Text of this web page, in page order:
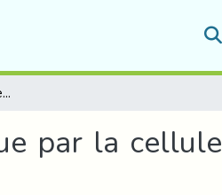
Modélisation d’un système de production électrique par la cellule photovoltaïque
par la cellule